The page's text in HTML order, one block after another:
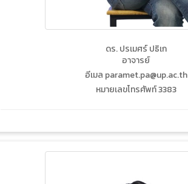
ดร. ปรเมศร์ ปธิเก
อาจารย์
อีเมล paramet.pa@up.ac.th
หมายเลขโทรศัพท์ 3383